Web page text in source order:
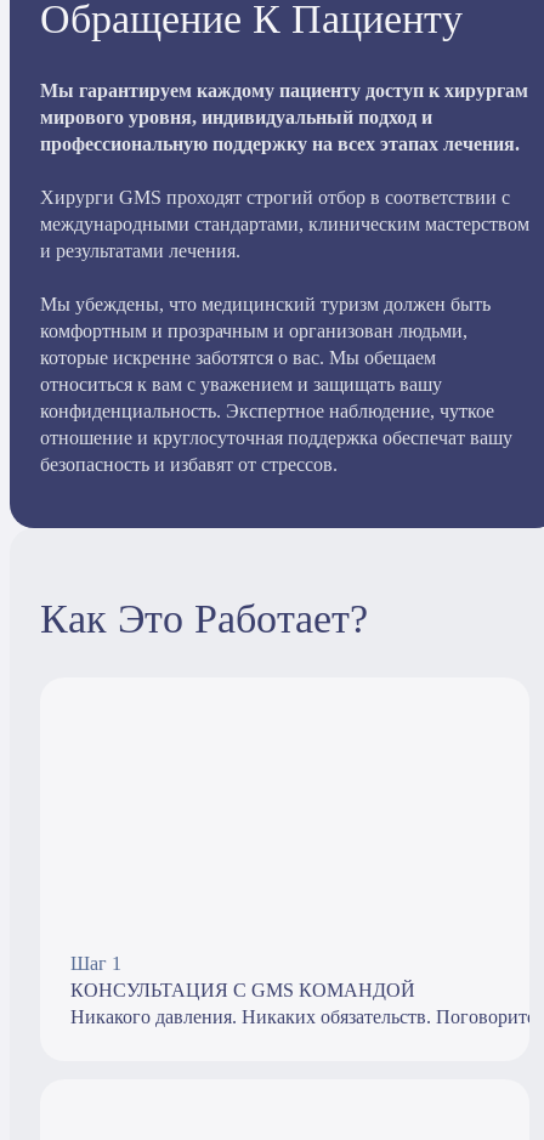
Обращение К Пациенту
Мы гарантируем каждому пациенту доступ к хирургам
мирового уровня, индивидуальный подход и
профессиональную поддержку на всех этапах лечения.
Хирурги GMS проходят строгий отбор в соответствии с
международными стандартами, клиническим мастерством
и результатами лечения.
Мы убеждены, что медицинский туризм должен быть
комфортным и прозрачным и организован людьми,
которые искренне заботятся о вас. Мы обещаем
относиться к вам с уважением и защищать вашу
конфиденциальность. Экспертное наблюдение, чуткое
отношение и круглосуточная поддержка обеспечат вашу
безопасность и избавят от стрессов.
Как Это Работает?
Шаг 1
КОНСУЛЬТАЦИЯ С GMS КОМАНДОЙ
Никакого давления. Никаких обязательств.